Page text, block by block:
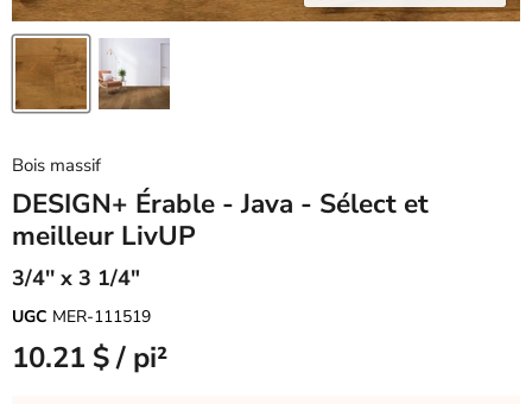
Bois massif
DESIGN+ Érable - Java - Sélect et
meilleur LivUP
3/4'' x 3 1/4"
UGC MER-111519
10.21 $ / pi²